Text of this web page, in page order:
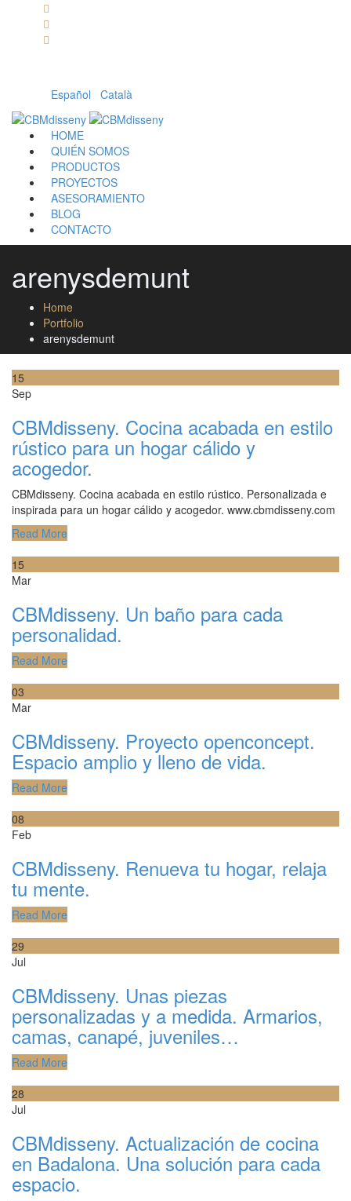
Español Català
HOME
QUIÉN SOMOS
PRODUCTOS
PROYECTOS
ASESORAMIENTO
BLOG
CONTACTO
arenysdemunt
Home
Portfolio
arenysdemunt
15
Sep
CBMdisseny. Cocina acabada en estilo
rústico para un hogar cálido y
acogedor.
CBMdisseny. Cocina acabada en estilo rústico. Personalizada e
inspirada para un hogar cálido y acogedor. www.cbmdisseny.com
Read More
15
Mar
CBMdisseny. Un baño para cada
personalidad.
Read More
03
Mar
CBMdisseny. Proyecto openconcept.
Espacio amplio y lleno de vida.
Read More
08
Feb
CBMdisseny. Renueva tu hogar, relaja
tu mente.
Read More
29
Jul
CBMdisseny. Unas piezas
personalizadas y a medida. Armarios,
camas, canapé, juveniles…
Read More
28
Jul
CBMdisseny. Actualización de cocina
en Badalona. Una solución para cada
espacio.